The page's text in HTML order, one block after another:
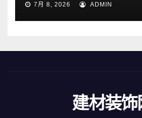
7月 8, 2026 ADMIN
建材装饰